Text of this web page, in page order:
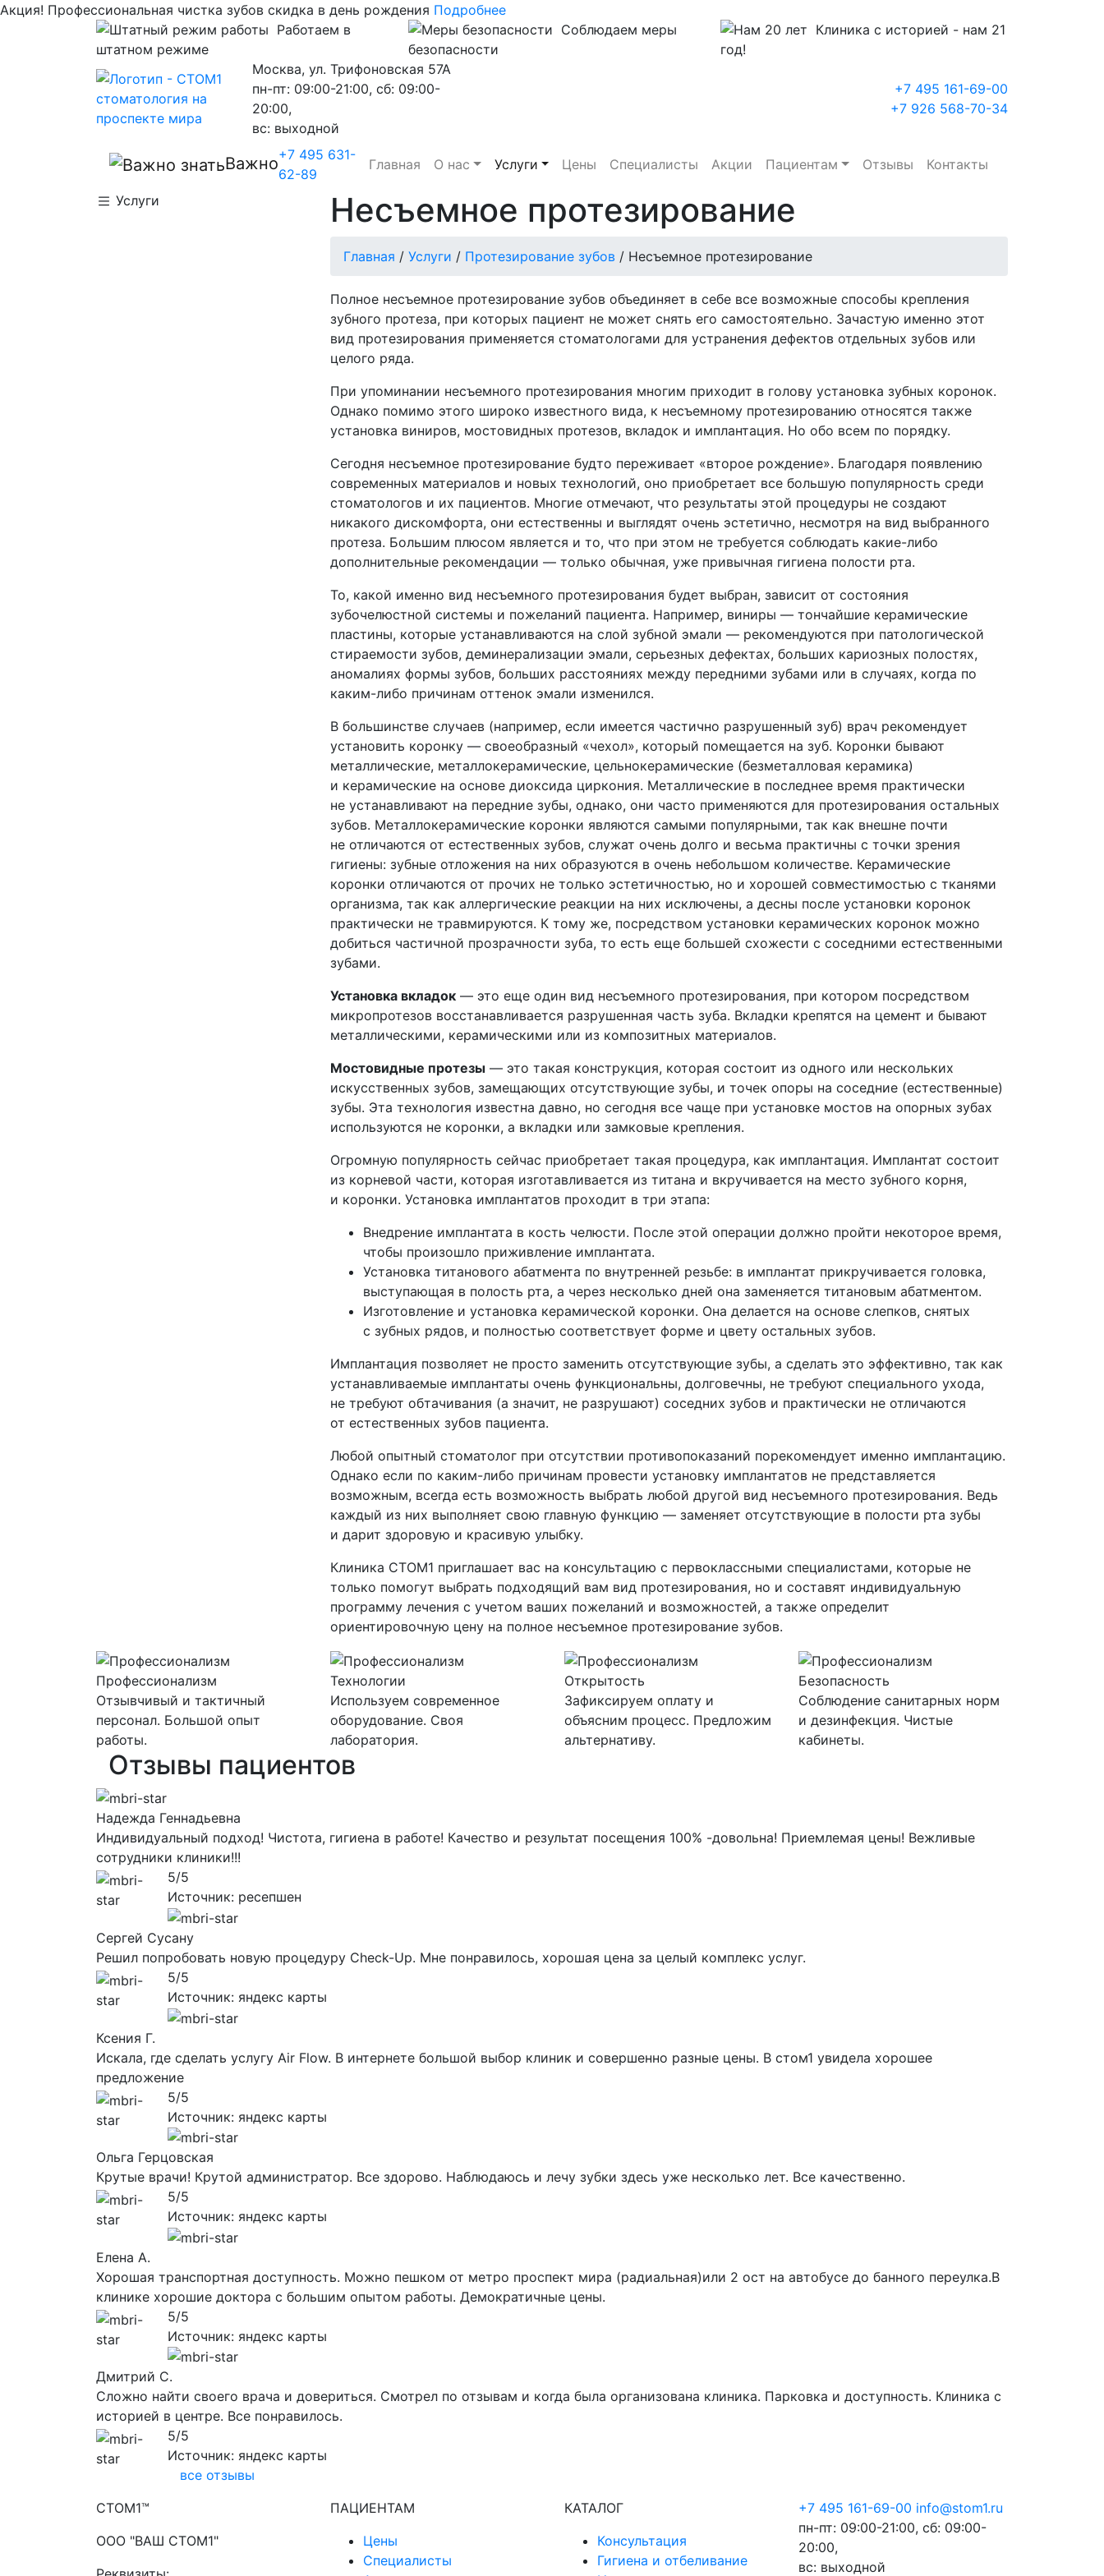
Акция! Профессиональная чистка зубов скидка в день рождения Подробнее
Работаем в
штатном режиме
Соблюдаем меры
безопасности
Клиника с историей - нам 21
год!
Москва, ул. Трифоновская 57А
пн-пт: 09:00-21:00, сб: 09:00-
20:00,
вс: выходной
+7 495 161-69-00
+7 926 568-70-34
Важно+7 495 631-
62-89
Главная О нас Услуги Цены Специалисты Акции Пациентам Отзывы Контакты
Услуги Несъемное протезирование
Главная / Услуги / Протезирование зубов / Несъемное протезирование
Полное несъемное протезирование зубов объединяет в себе все возможные способы крепления
зубного протеза, при которых пациент не может снять его самостоятельно. Зачастую именно этот
вид протезирования применяется стоматологами для устранения дефектов отдельных зубов или
целого ряда.
При упоминании несъемного протезирования многим приходит в голову установка зубных коронок.
Однако помимо этого широко известного вида, к несъемному протезированию относятся также
установка виниров, мостовидных протезов, вкладок и имплантация. Но обо всем по порядку.
Сегодня несъемное протезирование будто переживает «второе рождение». Благодаря появлению
современных материалов и новых технологий, оно приобретает все большую популярность среди
стоматологов и их пациентов. Многие отмечают, что результаты этой процедуры не создают
никакого дискомфорта, они естественны и выглядят очень эстетично, несмотря на вид выбранного
протеза. Большим плюсом является и то, что при этом не требуется соблюдать какие-либо
дополнительные рекомендации — только обычная, уже привычная гигиена полости рта.
То, какой именно вид несъемного протезирования будет выбран, зависит от состояния
зубочелюстной системы и пожеланий пациента. Например, виниры — тончайшие керамические
пластины, которые устанавливаются на слой зубной эмали — рекомендуются при патологической
стираемости зубов, деминерализации эмали, серьезных дефектах, больших кариозных полостях,
аномалиях формы зубов, больших расстояниях между передними зубами или в случаях, когда по
каким-либо причинам оттенок эмали изменился.
В большинстве случаев (например, если имеется частично разрушенный зуб) врач рекомендует
установить коронку — своеобразный «чехол», который помещается на зуб. Коронки бывают
металлические, металлокерамические, цельнокерамические (безметалловая керамика)
и керамические на основе диоксида циркония. Металлические в последнее время практически
не устанавливают на передние зубы, однако, они часто применяются для протезирования остальных
зубов. Металлокерамические коронки являются самыми популярными, так как внешне почти
не отличаются от естественных зубов, служат очень долго и весьма практичны с точки зрения
гигиены: зубные отложения на них образуются в очень небольшом количестве. Керамические
коронки отличаются от прочих не только эстетичностью, но и хорошей совместимостью с тканями
организма, так как аллергические реакции на них исключены, а десны после установки коронок
практически не травмируются. К тому же, посредством установки керамических коронок можно
добиться частичной прозрачности зуба, то есть еще большей схожести с соседними естественными
зубами.
Установка вкладок — это еще один вид несъемного протезирования, при котором посредством
микропротезов восстанавливается разрушенная часть зуба. Вкладки крепятся на цемент и бывают
металлическими, керамическими или из композитных материалов.
Мостовидные протезы — это такая конструкция, которая состоит из одного или нескольких
искусственных зубов, замещающих отсутствующие зубы, и точек опоры на соседние (естественные)
зубы. Эта технология известна давно, но сегодня все чаще при установке мостов на опорных зубах
используются не коронки, а вкладки или замковые крепления.
Огромную популярность сейчас приобретает такая процедура, как имплантация. Имплантат состоит
из корневой части, которая изготавливается из титана и вкручивается на место зубного корня,
и коронки. Установка имплантатов проходит в три этапа:
Внедрение имплантата в кость челюсти. После этой операции должно пройти некоторое время,
чтобы произошло приживление имплантата.
Установка титанового абатмента по внутренней резьбе: в имплантат прикручивается головка,
выступающая в полость рта, а через несколько дней она заменяется титановым абатментом.
Изготовление и установка керамической коронки. Она делается на основе слепков, снятых
с зубных рядов, и полностью соответствует форме и цвету остальных зубов.
Имплантация позволяет не просто заменить отсутствующие зубы, а сделать это эффективно, так как
устанавливаемые имплантаты очень функциональны, долговечны, не требуют специального ухода,
не требуют обтачивания (а значит, не разрушают) соседних зубов и практически не отличаются
от естественных зубов пациента.
Любой опытный стоматолог при отсутствии противопоказаний порекомендует именно имплантацию.
Однако если по каким-либо причинам провести установку имплантатов не представляется
возможным, всегда есть возможность выбрать любой другой вид несъемного протезирования. Ведь
каждый из них выполняет свою главную функцию — заменяет отсутствующие в полости рта зубы
и дарит здоровую и красивую улыбку.
Клиника СТОМ1 приглашает вас на консультацию с первоклассными специалистами, которые не
только помогут выбрать подходящий вам вид протезирования, но и составят индивидуальную
программу лечения с учетом ваших пожеланий и возможностей, а также определит
ориентировочную цену на полное несъемное протезирование зубов.
Профессионализм
Отзывчивый и тактичный
персонал. Большой опыт
работы.
Технологии
Используем современное
оборудование. Своя
лаборатория.
Открытость
Зафиксируем оплату и
объясним процесс. Предложим
альтернативу.
Безопасность
Соблюдение санитарных норм
и дезинфекция. Чистые
кабинеты.
Отзывы пациентов
Надежда Геннадьевна
Индивидуальный подход! Чистота, гигиена в работе! Качество и результат посещения 100% -довольна! Приемлемая цены! Вежливые
сотрудники клиники!!!
5/5
Источник: ресепшен
Сергей Сусану
Решил попробовать новую процедуру Check-Up. Мне понравилось, хорошая цена за целый комплекс услуг.
5/5
Источник: яндекс карты
Ксения Г.
Искала, где сделать услугу Air Flow. В интернете большой выбор клиник и совершенно разные цены. В стом1 увидела хорошее
предложение
5/5
Источник: яндекс карты
Ольга Герцовская
Крутые врачи! Крутой администратор. Все здорово. Наблюдаюсь и лечу зубки здесь уже несколько лет. Все качественно.
5/5
Источник: яндекс карты
Елена А.
Хорошая транспортная доступность. Можно пешком от метро проспект мира (радиальная)или 2 ост на автобусе до банного переулка.В
клинике хорошие доктора с большим опытом работы. Демократичные цены.
5/5
Источник: яндекс карты
Дмитрий С.
Сложно найти своего врача и довериться. Смотрел по отзывам и когда была организована клиника. Парковка и доступность. Клиника с
историей в центре. Все понравилось.
5/5
Источник: яндекс карты
все отзывы
CТОМ1™
ООО "ВАШ СТОМ1"
ПАЦИЕНТАМ
Цены
Специалисты
КАТАЛОГ
Консультация
Гигиена и отбеливание
+7 495 161-69-00 info@stom1.ru
пн-пт: 09:00-21:00, сб: 09:00-
20:00,
вс: выходной